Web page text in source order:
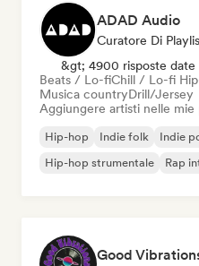
ADAD Audio
Curatore Di
&gt; 4900 risposte date
Beats / Lo-fiChill / Lo-fi
Musica countryDrill/Jersey
Aggiungere artisti nelle mie
Hip-hop Indie folk Indie
Hip-hop strumentale
Rap
Good